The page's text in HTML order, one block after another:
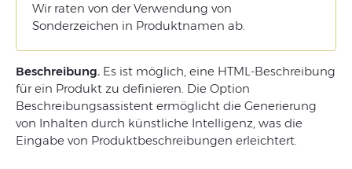
Wir raten von der Verwendung von
Sonderzeichen in Produktnamen ab.
Beschreibung. Es ist möglich, eine HTML-Beschreibung
für ein Produkt zu definieren. Die Option
Beschreibungsassistent ermöglicht die Generierung
von Inhalten durch künstliche Intelligenz, was die
Eingabe von Produktbeschreibungen erleichtert.